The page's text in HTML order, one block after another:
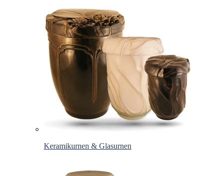
Keramikurnen & Glasurnen